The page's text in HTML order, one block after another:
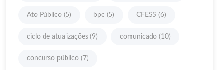
Ato Público (5) bpc (5) CFESS (6)
ciclo de atualizações (9) comunicado (10)
concurso público (7)